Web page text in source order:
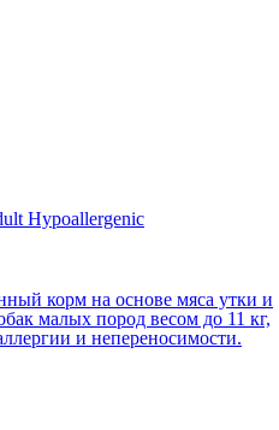
Hypoallergenic
корм на основе мяса утки и
малых пород весом до 11 кг,
и непереносимости.